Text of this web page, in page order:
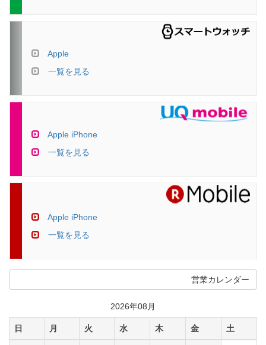
Apple
一覧を見る
Apple iPhone
一覧を見る
Apple iPhone
一覧を見る
営業カレンダー
2026年08月
日 月 火 水 木 金 土